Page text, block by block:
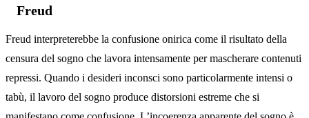
Freud
Freud interpreterebbe la confusione onirica come il risultato della
censura del sogno che lavora intensamente per mascherare contenuti
repressi. Quando i desideri inconsci sono particolarmente intensi o
tabù, il lavoro del sogno produce distorsioni estreme che si